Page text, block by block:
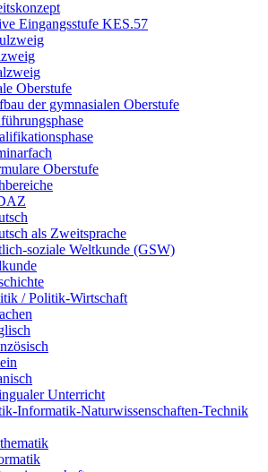
Eingangsstufe KES.57
Oberstufe
der gymnasialen Oberstufe
Oberstufe
als Zweitsprache
soziale Weltkunde (GSW)
/ Politik-Wirtschaft
Unterricht
Informatik-Naturwissenschaften-Technik